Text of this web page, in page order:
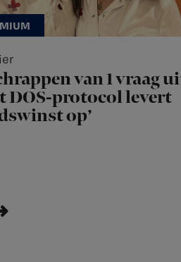
van 1 vraag
DOS-protocol levert
op’